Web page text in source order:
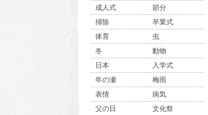
成人式
節分
掃除
卒業式
体育
虫
冬
動物
日本
入学式
年の瀬
梅雨
表情
病気
父の日
文化祭